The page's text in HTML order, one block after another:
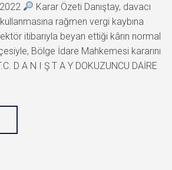
Karar Özeti Danıştay, davacı
rağmen vergi kaybına
itibarıyla beyan ettiği kârın normal
Bölge İdare Mahkemesi kararını
D A N I Ş T A Y DOKUZUNCU DAİRE